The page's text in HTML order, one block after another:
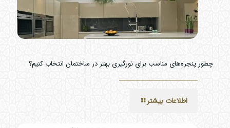
چطور پنجره‌های مناسب برای نورگیری بهتر در ساختمان انتخاب کنیم؟
اطلاعات بیشتر